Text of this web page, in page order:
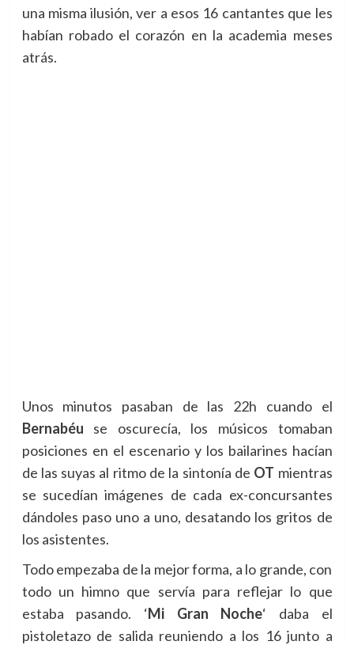
una misma ilusión, ver a esos 16 cantantes que les
habían robado el corazón en la academia meses
atrás.
Unos minutos pasaban de las 22h cuando el
Bernabéu se oscurecía, los músicos tomaban
posiciones en el escenario y los bailarines hacían
de las suyas al ritmo de la sintonía de OT mientras
se sucedían imágenes de cada ex-concursantes
dándoles paso uno a uno, desatando los gritos de
los asistentes.
Todo empezaba de la mejor forma, a lo grande, con
todo un himno que servía para reflejar lo que
estaba pasando. ‘Mi Gran Noche‘ daba el
pistoletazo de salida reuniendo a los 16 junto a